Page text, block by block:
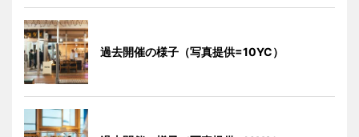
過去開催の様子（写真提供=10YC）